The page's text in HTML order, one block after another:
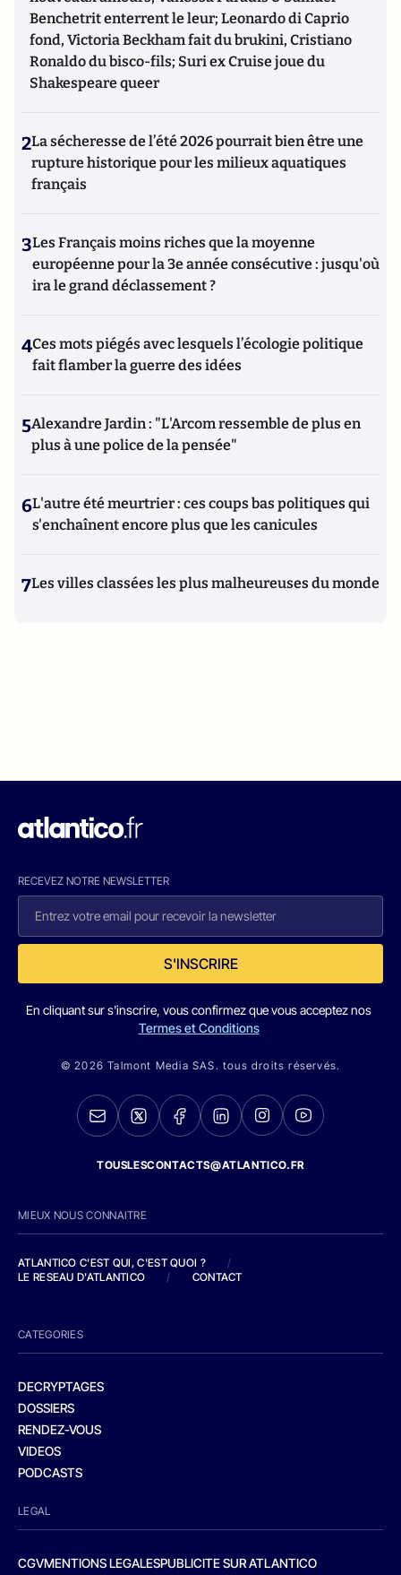
Benchetrit enterrent le leur; Leonardo di Caprio
fond, Victoria Beckham fait du brukini, Cristiano
Ronaldo du bisco-fils; Suri ex Cruise joue du
Shakespeare queer
2La sécheresse de l’été 2026 pourrait bien être une
rupture historique pour les milieux aquatiques
français
3Les Français moins riches que la moyenne
européenne pour la 3e année consécutive : jusqu'où
ira le grand déclassement ?
4Ces mots piégés avec lesquels l’écologie politique
fait flamber la guerre des idées
5Alexandre Jardin : "L'Arcom ressemble de plus en
plus à une police de la pensée"
6L'autre été meurtrier : ces coups bas politiques qui
s'enchaînent encore plus que les canicules
7Les villes classées les plus malheureuses du monde
RECEVEZ NOTRE NEWSLETTER
S'INSCRIRE
En cliquant sur s'inscrire, vous confirmez que vous acceptez nos
Termes et Conditions
© 2026 Talmont Media SAS. tous droits réservés.
TOUSLESCONTACTS@ATLANTICO.FR
MIEUX NOUS CONNAITRE
ATLANTICO C'EST QUI, C'EST QUOI ?
/
LE RESEAU D'ATLANTICO
/ CONTACT
CATEGORIES
DECRYPTAGES
DOSSIERS
RENDEZ-VOUS
VIDEOS
PODCASTS
LEGAL
CGVMENTIONS LEGALESPUBLICITE SUR ATLANTICO